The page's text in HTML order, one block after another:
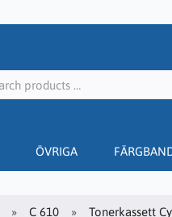
ÖVRIGA
C 610 Tonerkassett